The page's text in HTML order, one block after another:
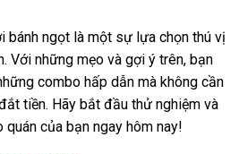
bánh ngọt là một sự lựa chọn thú vị
Với những mẹo và gợi ý trên, bạn
combo hấp dẫn mà không cần
tiền. Hãy bắt đầu thử nghiệm và
của bạn ngay hôm nay!